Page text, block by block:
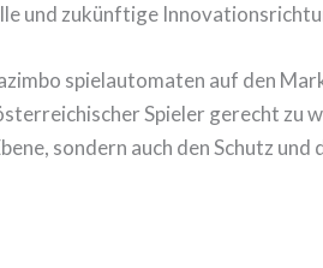
und zukünftige
spielautomaten auf den
Spieler gerecht zu
sondern auch den Schutz